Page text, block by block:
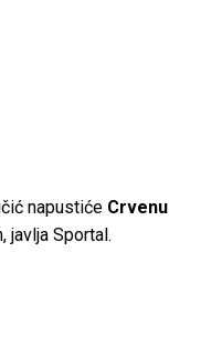
napustiće Crvenu
javlja Sportal.